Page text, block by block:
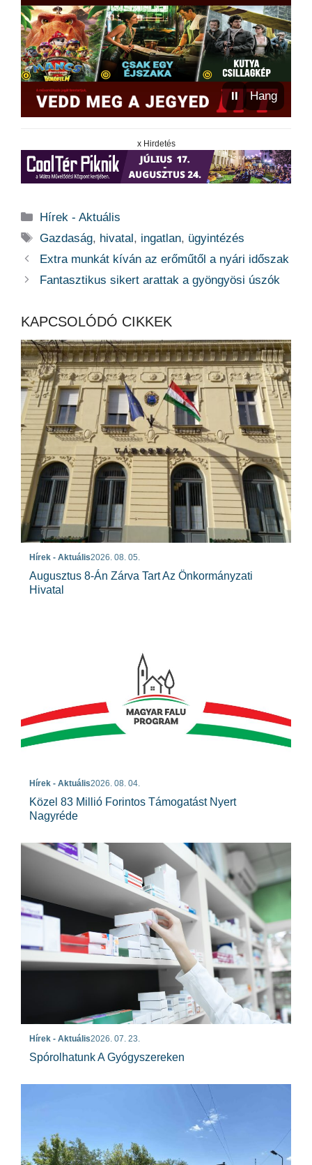
⏸ Hang
x Hirdetés
Kategória
Hírek - Aktuális
Címkék
Gazdaság, hivatal , ingatlan, ügyintézés
Extra munkát kíván az erőműtől a nyári időszak
Fantasztikus sikert arattak a gyöngyösi úszók
KAPCSOLÓDÓ CIKKEK
Hírek - Aktuális2026. 08. 05.
Augusztus 8-Án Zárva Tart Az Önkormányzati
Hivatal
Hírek - Aktuális2026. 08. 04.
Közel 83 Millió Forintos Támogatást Nyert
Nagyréde
Hírek - Aktuális2026. 07. 23.
Spórolhatunk A Gyógyszereken